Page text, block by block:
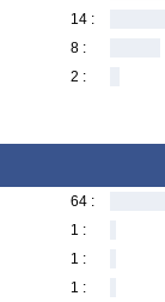
14 :
8 :
2 :
64 :
1 :
1 :
1 :